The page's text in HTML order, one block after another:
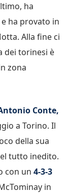
ha
ha provato in
Alla fine ci
dei torinesi è
zona
Conte,
a Torino. Il
della sua
tutto inedito.
con un 4-3-3
in